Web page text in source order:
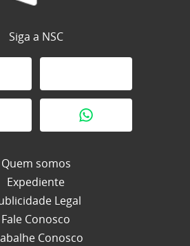
Siga a NSC
Quem somos
Expediente
Legal
Fale Conosco
Conosco